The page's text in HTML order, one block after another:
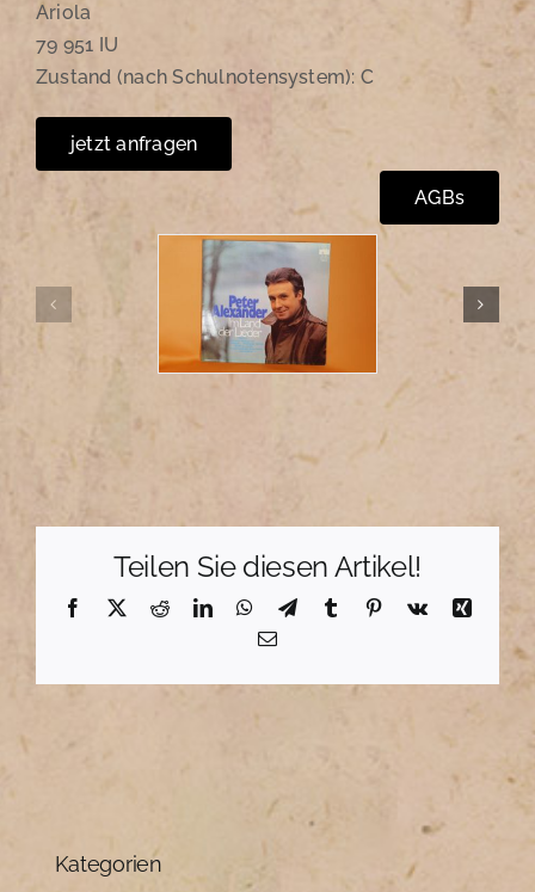
Ariola
79 951 IU
Zustand (nach Schulnotensystem): C
jetzt anfragen
AGBs
Teilen Sie diesen Artikel!
Facebook
X RedditLinkedInWhatsApp
TelegramTumblr Pinterest
Vk
Xing
E-
Kategorien